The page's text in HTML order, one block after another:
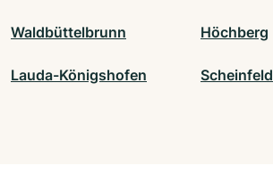
Waldbüttelbrunn Höchberg
Lauda-Königshofen Scheinfeld